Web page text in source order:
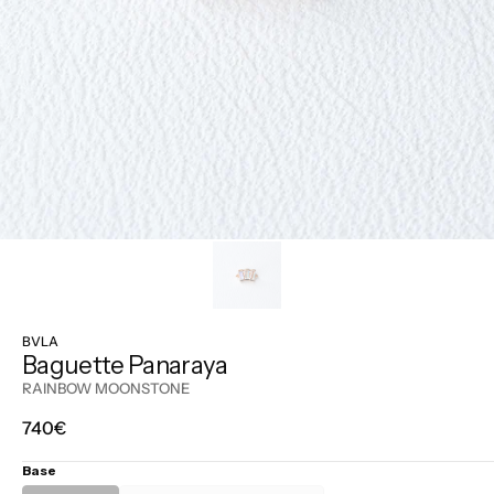
BVLA
Baguette Panaraya
RAINBOW MOONSTONE
Prix
740€
Base